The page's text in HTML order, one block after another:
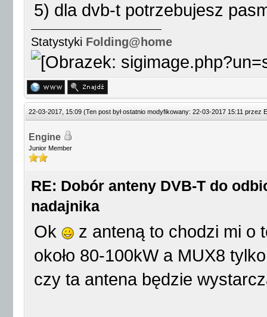
5) dla dvb-t potrzebujesz
Statystyki Folding@home
22-03-2017, 15:09 (Ten post był ostatnio modyfikowany: 22-03-2017 15:11 przez
Engine
Junior Member
RE: Dobór anteny DVB-T do
nadajnika
Ok
z anteną to chodzi mi o
około 80-100kW a MUX8
czy ta antena będzie